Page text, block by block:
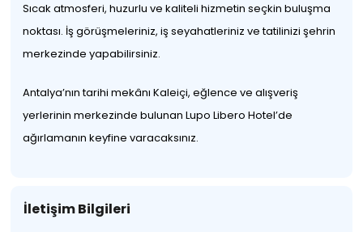
Sıcak atmosferi, huzurlu ve kaliteli hizmetin seçkin buluşma
noktası. İş görüşmeleriniz, iş seyahatleriniz ve tatilinizi şehrin
merkezinde yapabilirsiniz.
Antalya’nın tarihi mekânı Kaleiçi, eğlence ve alışveriş
yerlerinin merkezinde bulunan Lupo Libero Hotel’de
ağırlamanın keyfine varacaksınız.
İletişim Bilgileri